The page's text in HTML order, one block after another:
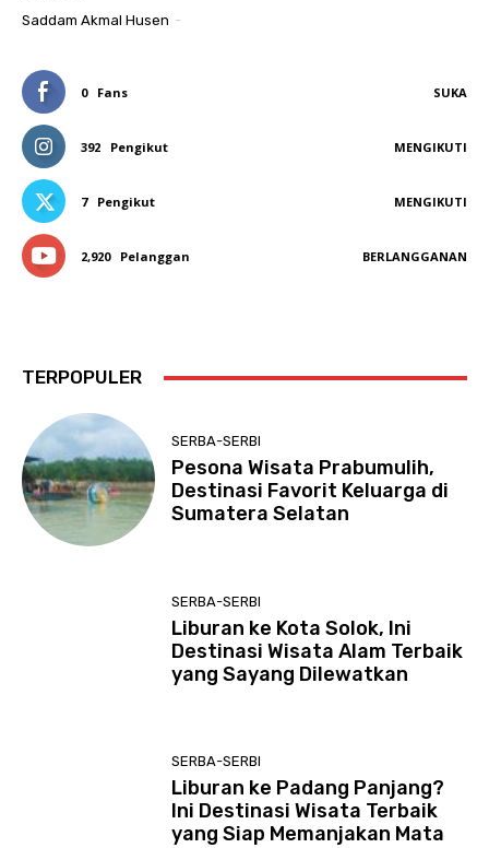
Saddam Akmal Husen -
0 Fans SUKA
392 Pengikut MENGIKUTI
7 Pengikut MENGIKUTI
2,920 Pelanggan BERLANGGANAN
TERPOPULER
SERBA-SERBI
Pesona Wisata Prabumulih,
Destinasi Favorit Keluarga di
Sumatera Selatan
SERBA-SERBI
Liburan ke Kota Solok, Ini
Destinasi Wisata Alam Terbaik
yang Sayang Dilewatkan
SERBA-SERBI
Liburan ke Padang Panjang?
Ini Destinasi Wisata Terbaik
yang Siap Memanjakan Mata